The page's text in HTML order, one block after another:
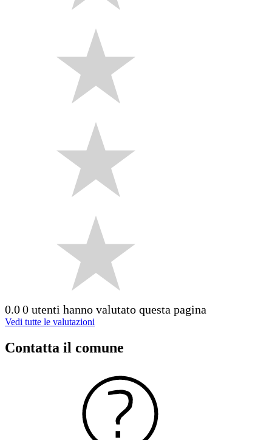
0.00 utenti hanno valutato questa pagina
Vedi tutte le valutazioni
Contatta il comune